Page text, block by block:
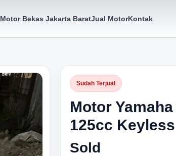
Motor Bekas Jakarta BaratJual MotorKontak
Sudah Terjual
Motor
125cc
Sold